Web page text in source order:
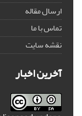
ارسال مقاله
تماس با ما
نقشه سایت
آخرین اخبار